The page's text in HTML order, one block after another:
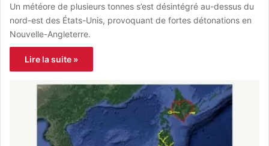
Un météore de plusieurs tonnes s’est désintégré au-dessus du
nord-est des États-Unis, provoquant de fortes détonations en
Nouvelle-Angleterre.
Lire la suite »